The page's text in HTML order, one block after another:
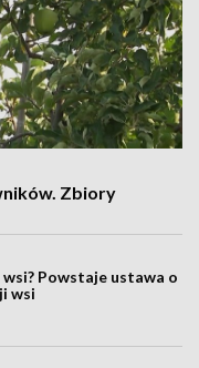
Zbiory
Powstaje ustawa o
wsi